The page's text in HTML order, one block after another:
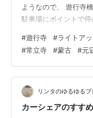
ようなので、 遊行寺
駐車場にポイントで
ちょっと前に中華街
はできなかった。 こ
って精算ができるこ
いなことにガラガラ
上る。春は桜が見事な
ぁ・・・ けっこう人
#遊行寺 #ライトア
#常立寺 #蒙古 #元
リンタのゆるゆるブ
カーシェアのすすめ